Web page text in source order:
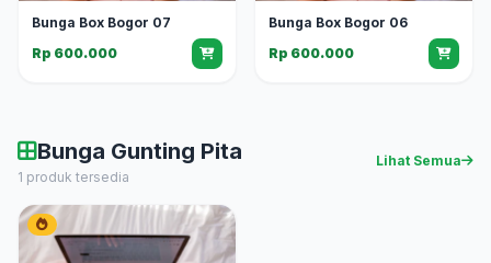
Bunga Box Bogor 07
Rp 600.000
Bunga Box Bogor 06
Rp 600.000
Bunga Gunting Pita
1 produk tersedia
Lihat Semua